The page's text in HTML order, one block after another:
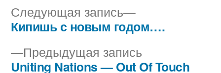
Навигация
поПредыдущая запись
запись:
Uniting Nations — Out Of Touch
Следующая запись
Следующая
запись:
Кипишь с новым годом….